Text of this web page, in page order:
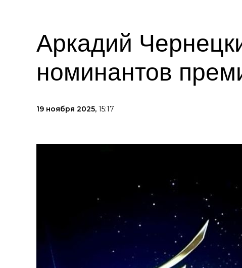
Аркадий
номинантов
19 ноября 2025, 15:17